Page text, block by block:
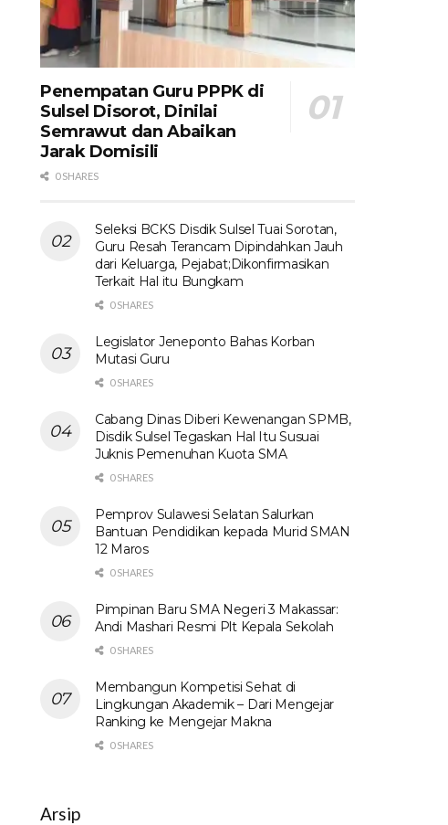
Penempatan Guru PPPK di
Sulsel Disorot, Dinilai
Semrawut dan Abaikan
Jarak Domisili
0 SHARES
Seleksi BCKS Disdik Sulsel Tuai Sorotan,
Guru Resah Terancam Dipindahkan Jauh
dari Keluarga, Pejabat;Dikonfirmasikan
Terkait Hal itu Bungkam
0 SHARES
Legislator Jeneponto Bahas Korban
Mutasi Guru
0 SHARES
Cabang Dinas Diberi Kewenangan SPMB,
Disdik Sulsel Tegaskan Hal Itu Susuai
Juknis Pemenuhan Kuota SMA
0 SHARES
Pemprov Sulawesi Selatan Salurkan
Bantuan Pendidikan kepada Murid SMAN
12 Maros
0 SHARES
Pimpinan Baru SMA Negeri 3 Makassar:
Andi Mashari Resmi Plt Kepala Sekolah
0 SHARES
Membangun Kompetisi Sehat di
Lingkungan Akademik – Dari Mengejar
Ranking ke Mengejar Makna
0 SHARES
Arsip